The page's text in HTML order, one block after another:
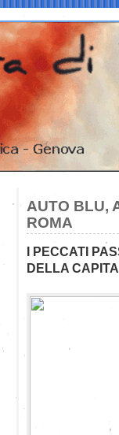
AUTO BLU,
ROMA
I PECCATI
DELLA